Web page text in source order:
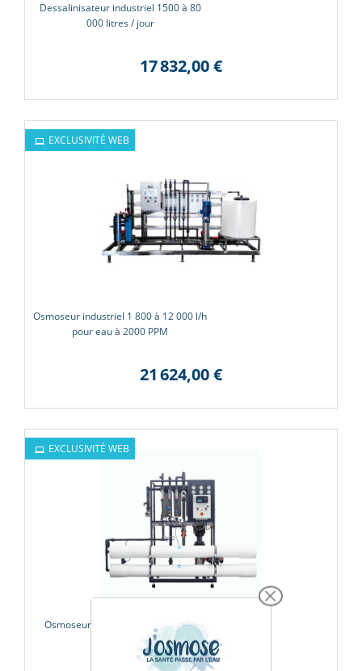
Dessalinisateur industriel 1500 à 80
000 litres / jour
17 832,00 €
Osmoseur industriel 1 800 à 12 000 l/h
pour eau à 2000 PPM
21 624,00 €
EXCLUSIVITÉ WEB
Osmoseur industriel Ecosoft 4 à 9
EXCLUSIVITÉ WEB